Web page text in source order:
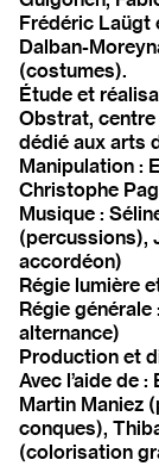
Frédéric Laügt
Dalban-
(costumes).
Étude et
Obstrat,
dédié aux arts
Manipulation :
Christophe
Musique :
(percussions),
accordéon)
Régie lumière
Régie
alternance)
Production et
Avec l’aide de
Martin Maniez
conques),
(colorisation